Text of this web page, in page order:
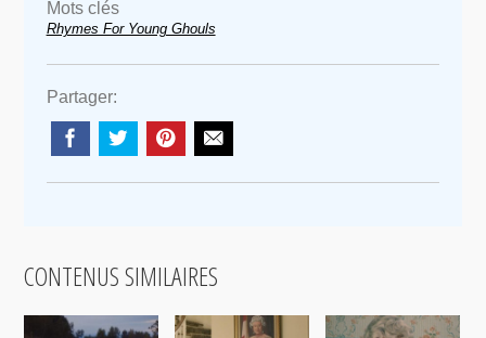
Mots clés
Rhymes For Young Ghouls
Partager:
CONTENUS SIMILAIRES